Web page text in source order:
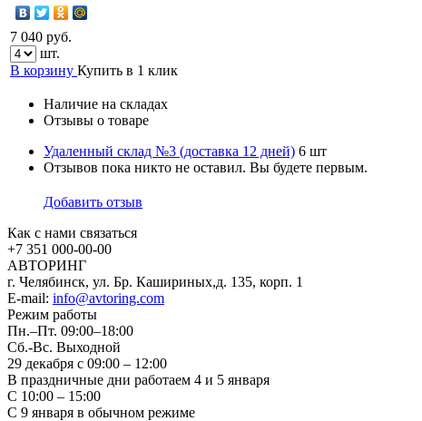
7 040 руб.
шт.
В корзину Купить в 1 клик
Наличие на складах
Отзывы о товаре
Удаленный склад №3 (доставка 12 дней) 6 шт
Отзывов пока никто не оставил. Вы будете первым.
Добавить отзыв
Как с нами связаться
+7 351 000-00-00
АВТОРИНГ
г. Челябинск, ул. Бр. Кашириных,д. 135, корп. 1
E-mail: info@avtoring.com
Режим работы
Пн.–Пт. 09:00–18:00
Сб.-Вс. Выходной
29 декабря с 09:00 – 12:00
В праздничные дни работаем 4 и 5 января
С 10:00 – 15:00
С 9 января в обычном режиме